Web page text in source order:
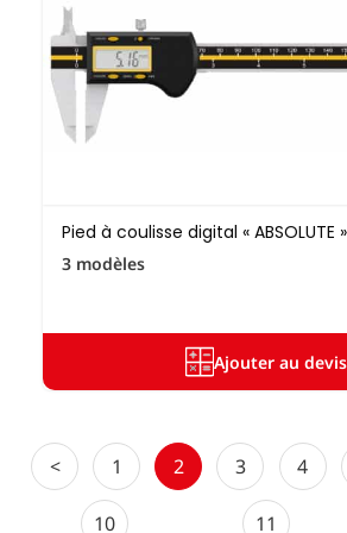
Pied à coulisse digital « ABSOLUTE
3 modèles
Ajouter au devis
< 1 2 3 4
10 11